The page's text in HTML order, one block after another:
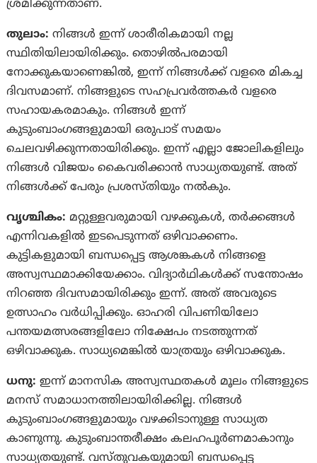
ശ്രമിക്കുന്നതാണ്.
തുലാം: നിങ്ങൾ ഇന്ന് ശാരീരികമായി നല്ല
സ്ഥിതിയിലായിരിക്കും. തൊഴിൽപരമായി
നോക്കുകയാണെങ്കിൽ, ഇന്ന് നിങ്ങൾക്ക് വളരെ മികച്ച
ദിവസമാണ്. നിങ്ങളുടെ സഹപ്രവർത്തകർ വളരെ
സഹായകരമാകും. നിങ്ങൾ ഇന്ന്
കുടുംബാംഗങ്ങളുമായി ഒരുപാട് സമയം
ചെലവഴിക്കുന്നതായിരിക്കും. ഇന്ന് എല്ലാ ജോലികളിലും
നിങ്ങൾ വിജയം കൈവരിക്കാൻ സാധ്യതയുണ്ട്. അത്
നിങ്ങൾക്ക് പേരും പ്രശസ്‌തിയും നൽകും.
വൃശ്ചികം: മറ്റുള്ളവരുമായി വഴക്കുകൾ, തർക്കങ്ങൾ
എന്നിവകളിൽ ഇടപെടുന്നത് ഒഴിവാക്കണം.
കുട്ടികളുമായി ബന്ധപ്പെട്ട ആശങ്കകൾ നിങ്ങളെ
അസ്വസ്ഥമാക്കിയേക്കാം. വിദ്യാർഥികൾക്ക് സന്തോഷം
നിറഞ്ഞ ദിവസമായിരിക്കും ഇന്ന്. അത് അവരുടെ
ഉത്സാഹം വർധിപ്പിക്കും. ഓഹരി വിപണിയിലോ
പന്തയമത്സരങ്ങളിലോ നിക്ഷേപം നടത്തുന്നത്
ഒഴിവാക്കുക. സാധ്യമെങ്കിൽ യാത്രയും ഒഴിവാക്കുക.
ധനു: ഇന്ന് മാനസിക അസ്വസ്ഥതകൾ മൂലം നിങ്ങളുടെ
മനസ്‌ സമാധാനത്തിലായിരിക്കില്ല. നിങ്ങൾ
കുടുംബാംഗങ്ങളുമായും വഴക്കിടാനുള്ള സാധ്യത
കാണുന്നു. കുടുംബാന്തരീക്ഷം കലഹപൂർണമാകാനും
സാധ്യതയുണ്ട്. വസ്‌തുവകയുമായി ബന്ധപ്പെട്ട